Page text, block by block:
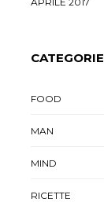
CATEGORIE
FOOD
MAN
MIND
RICETTE